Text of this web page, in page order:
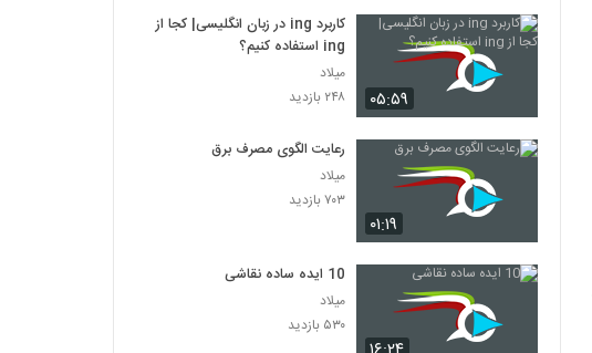
۰۵:۵۹
کاربرد ing در زبان انگلیسی| کجا از
ing استفاده کنیم؟
میلاد
۲۴۸ بازدید
۰۱:۱۹
رعایت الگوی مصرف برق
میلاد
۷۰۳ بازدید
10 ایده ساده نقاشی
میلاد
۵۳۰ بازدید